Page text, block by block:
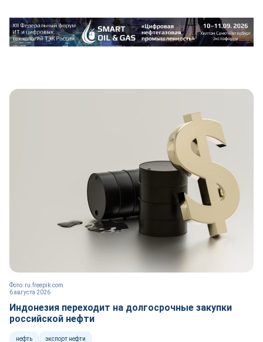
6 августа 2026
Фото: ru.freepik.com
Индонезия переходит на долгосрочные закупки
российской нефти
нефть экспорт нефти